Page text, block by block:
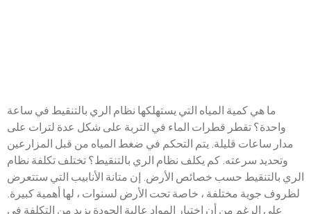
ما هي كمية المياه التي يستهلكها نظام الري بالتنقيط في ساعة
واحدة؟ تقطر قطرات الماء في التربة على شكل عدة لترات على
مدار ساعات قليلة. يتم التحكم في ضغط المياه من قبل المزارعين
وتحديد سرعته. كم يكلف نظام الري بالتنقيط؟ تختلف تكلفة نظام
الري بالتنقيط حسب خصائص الأرض. إن متانة الأنابيب التي ستتعرض
لظروف جوية مختلفة ، خاصة تحت الأرض لسنوات ، لها أهمية كبيرة.
على الرغم من أن اختيار المواد عالية الجودة يزيد من التكلفة في